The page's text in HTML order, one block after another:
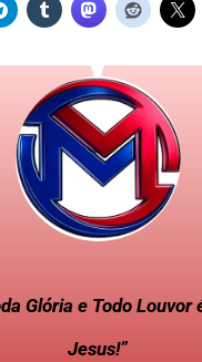
Glória e Todo Louvor
Jesus!”